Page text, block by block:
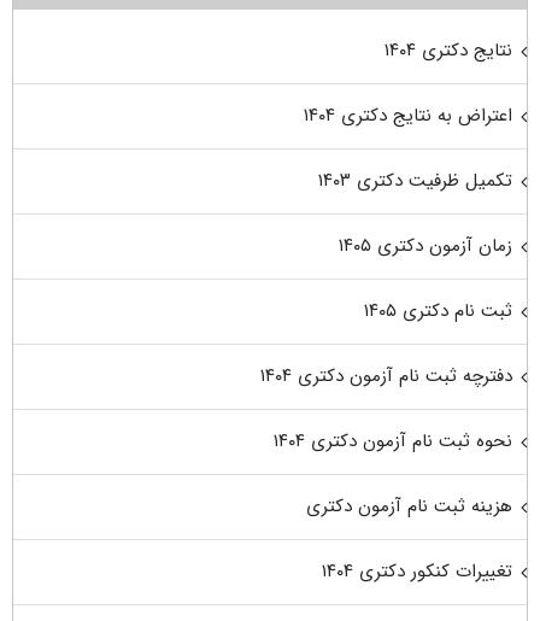
نتایج دکتری ۱۴۰۴
اعتراض به نتایج دکتری ۱۴۰۴
تکمیل ظرفیت دکتری ۱۴۰۳
زمان آزمون دکتری ۱۴۰۵
ثبت نام دکتری ۱۴۰۵
دفترچه ثبت نام آزمون دکتری ۱۴۰۴
نحوه ثبت نام آزمون دکتری ۱۴۰۴
هزینه ثبت نام آزمون دکتری
تغییرات کنکور دکتری ۱۴۰۴